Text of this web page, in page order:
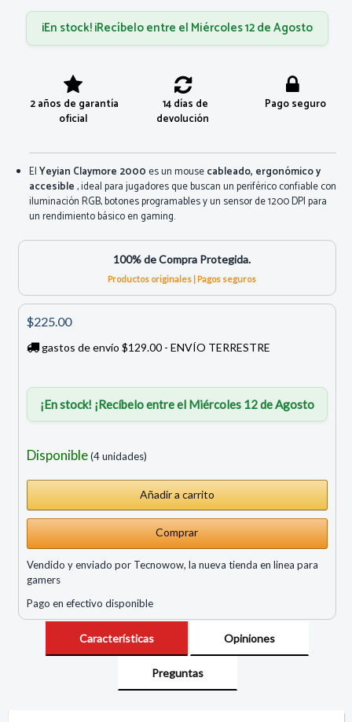
¡En stock! ¡Recíbelo entre el Miércoles 12 de Agosto
2 años de garantía
oficial
14 días de
devolución
Pago seguro
ElYeyian Claymore 2000 es un mousecableado, ergonómico y
accesible, ideal para jugadores que buscan un periférico confiable con
iluminación RGB, botones programables y un sensor de 1200 DPI para
un rendimiento básico en gaming.
100% de Compra Protegida.
Productos originales | Pagos seguros
$225.00
gastos de envío $129.00 - ENVÍO TERRESTRE
¡En stock! ¡Recíbelo entre el Miércoles 12 de Agosto
Disponible(4 unidades)
Comprar
Vendido y enviado por Tecnowow, la nueva tienda en linea para
gamers
Pago en efectivo disponible
Características Opiniones
Preguntas